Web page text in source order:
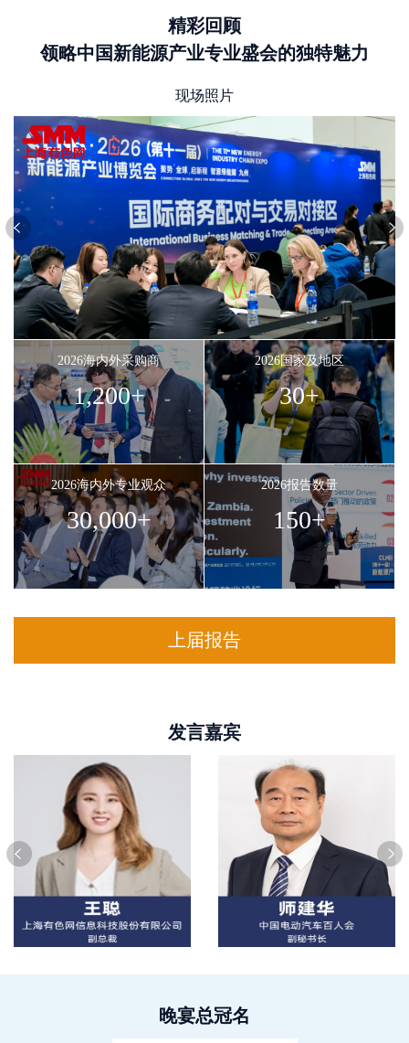
精彩回顾
领略中国新能源产业专业盛会的独特魅力
现场照片
2026海内外采购商
1,200+
2026国家及地区
30+
2026海内外专业观众
30,000+
2026报告数量
150+
上届报告
发言嘉宾
晚宴总冠名